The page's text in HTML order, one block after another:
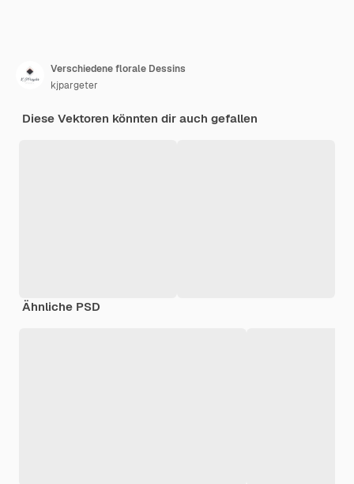
Verschiedene florale Dessins
kjpargeter
Diese Vektoren könnten dir auch gefallen
Ähnliche PSD